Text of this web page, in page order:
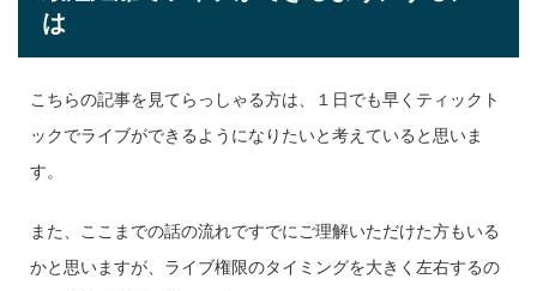
は
こちらの記事を見てらっしゃる方は、１日でも早くティックト
ックでライブができるようになりたいと考えていると思いま
す。
また、ここまでの話の流れですでにご理解いただけた方もいる
かと思いますが、ライブ権限のタイミングを大きく左右するの